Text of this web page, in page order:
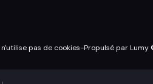
pas de cookies-Propulsé par Lumy